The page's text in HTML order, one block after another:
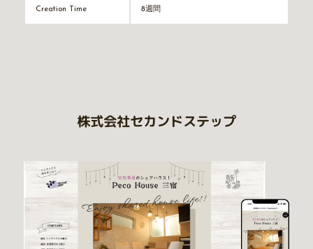
Creation Time 8週間
株式会社セカンドステップ